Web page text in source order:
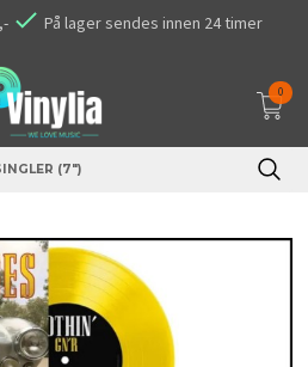
På lager sendes innen 24 timer
0
(7")